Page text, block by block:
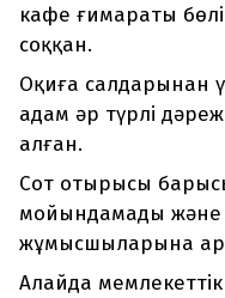
кафе ғимараты
соққан.
Оқиға салдарынан
адам әр түрлі
алған.
Сот отырысы
мойындамады және
жұмысшыларына
Алайда